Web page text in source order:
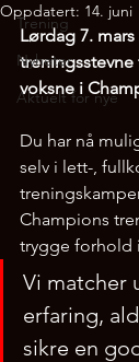
Trening
Nyheter
Aktuelt for nye
Oppdatert: 14. juni
Lørdag 7.
voksne i
Du har nå
selv i lett-,
Champions
trygge forhold
Vi matcher
erfaring,
sikre en